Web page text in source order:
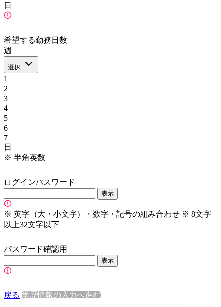
日
希望する勤務日数
週
選択
1
2
3
4
5
6
7
日
※ 半角英数
ログインパスワード
表示
※ 英字（大・小文字）・数字・記号の組み合わせ ※ 8文字
以上32文字以下
パスワード確認用
表示
戻る 学歴情報の入力へ進む